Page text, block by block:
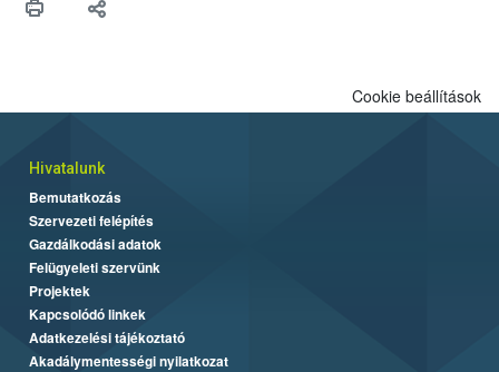
Cookie beállítások
Hivatalunk
Bemutatkozás
Szervezeti felépítés
Gazdálkodási adatok
Felügyeleti szervünk
Projektek
Kapcsolódó linkek
Adatkezelési tájékoztató
Akadálymentességi nyilatkozat